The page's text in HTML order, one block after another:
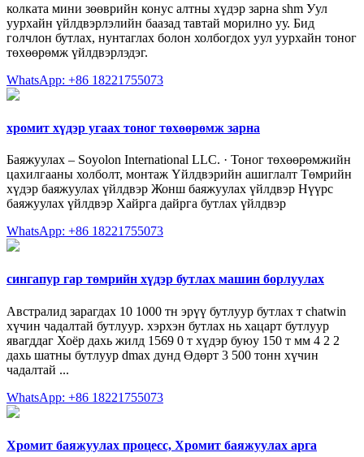
колката мини зөөврийн конус алтны хүдэр зарна shm Уул
уурхайн үйлдвэрлэлийн баазад тавтай морилно уу. Бид
голчлон бутлах, нунтаглах болон холбогдох уул уурхайн тоног
төхөөрөмж үйлдвэрлэдэг.
WhatsApp: +86 18221755073
хромит хүдэр угаах тоног төхөөрөмж зарна
Баяжуулах – Soyolon International LLC. · Тоног төхөөрөмжийн
цахилгааны холболт, монтаж Үйлдвэрийн ашиглалт Төмрийн
хүдэр баяжуулах үйлдвэр Жонш баяжуулах үйлдвэр Нүүрс
баяжуулах үйлдвэр Хайрга дайрга бутлах үйлдвэр
WhatsApp: +86 18221755073
сингапур гар төмрийн хүдэр бутлах машин борлуулах
Австралид зарагдах 10 1000 тн эрүү бутлуур бутлах т chatwin
хүчин чадалтай бутлуур. хэрхэн бутлах нь хацарт бутлуур
явагддаг Хоёр дахь жилд 1569 0 т хүдэр буюу 150 т мм 4 2 2
дахь шатны бутлуур dmax дунд Өдөрт 3 500 тонн хүчин
чадалтай ...
WhatsApp: +86 18221755073
Хромит баяжуулах процесс, Хромит баяжуулах арга